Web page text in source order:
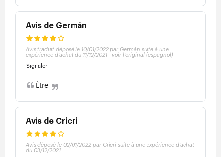
Avis de Germán
Avis traduit déposé le 10/01/2022 par Germán suite à une
expérience d'achat du 11/12/2021 - voir l'original (espagnol)
Signaler
Être
Avis de Cricri
Avis déposé le 02/01/2022 par Cricri suite à une expérience d'achat
du 03/12/2021